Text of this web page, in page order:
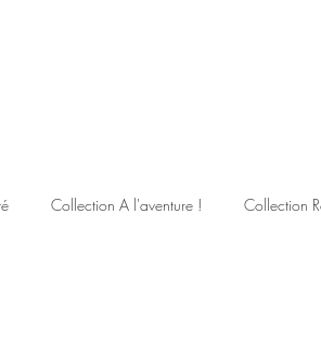
Collection A l'aventure ! Collection